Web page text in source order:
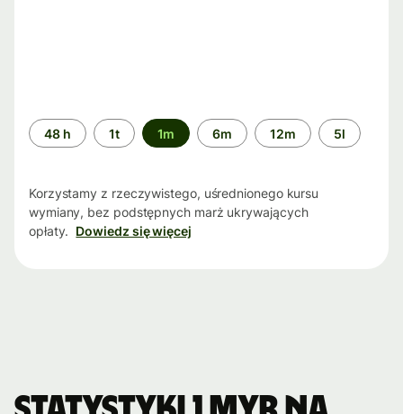
Przedział
czasu
48 h 1t 1m 6m 12m 5l
Korzystamy z rzeczywistego, uśrednionego kursu
wymiany, bez podstępnych marż ukrywających
opłaty. Dowiedz się więcej